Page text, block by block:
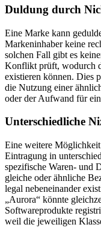
Duldung durch
Eine Marke kann
Markeninhaber keine
solchen Fall gibt es
Konflikt prüft, wodurch
existieren können. Dies
die Nutzung einer
oder der Aufwand für
Unterschiedliche
Eine weitere
Eintragung in
spezifische Waren- und
gleiche oder ähnliche
legal nebeneinander
„Aurora“ könnte
Softwareprodukte
weil die jeweiligen